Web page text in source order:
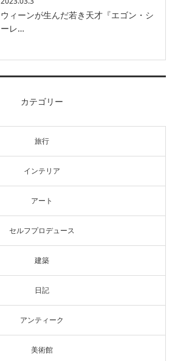
ウィーンが生んだ若き天才『エゴン・シ
ーレ…
カテゴリー
旅行
インテリア
アート
セルフプロデュース
建築
日記
アンティーク
美術館